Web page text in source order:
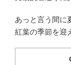
あっと言う間に
紅葉の季節を迎